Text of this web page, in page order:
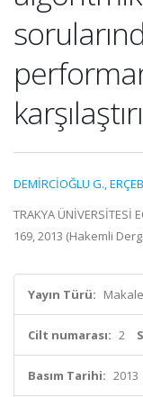
DEMİRCİOĞLU G.,
TRAKYA ÜNİVERSİTESİ
169, 2013 (Hakemli
Yayın Türü:
Cilt numarası: 2
Basım Tarihi: 2013